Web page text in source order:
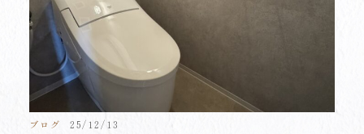
ブログ 25/12/13